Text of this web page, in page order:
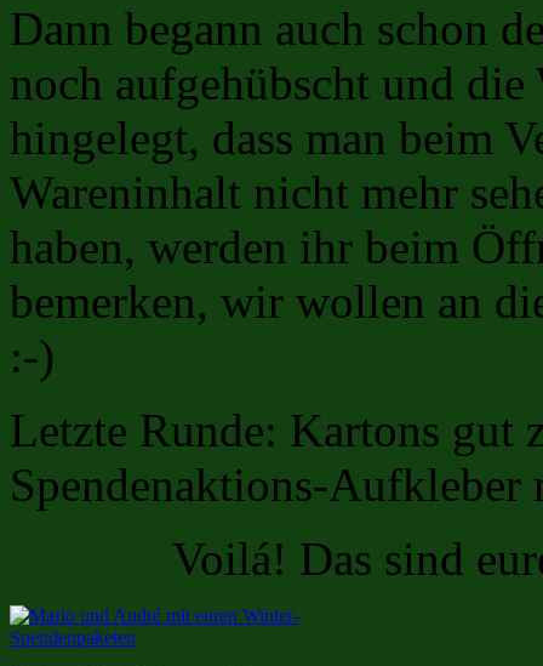
Dann begann auch schon
noch aufgehübscht und die
hingelegt, dass man beim
Wareninhalt nicht mehr
haben, werden ihr beim
bemerken, wir wollen an
:-)
Letzte Runde: Kartons gut
Spendenaktions-
Voilá! Das sind